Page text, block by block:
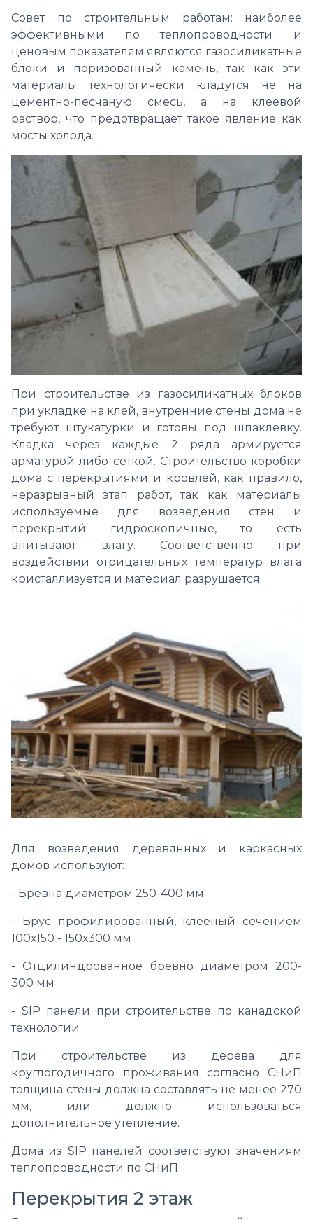
Совет по строительным работам: наиболее
эффективными по теплопроводности и
ценовым показателям являются газосиликатные
блоки и поризованный камень, так как эти
материалы технологически кладутся не на
цементно-песчаную смесь, а на клеевой
раствор, что предотвращает такое явление как
мосты холода.
При строительстве из газосиликатных блоков
при укладке на клей, внутренние стены дома не
требуют штукатурки и готовы под шпаклевку.
Кладка через каждые 2 ряда армируется
арматурой либо сеткой. Строительство коробки
дома с перекрытиями и кровлей, как правило,
неразрывный этап работ, так как материалы
используемые для возведения стен и
перекрытий гидроскопичные, то есть
впитывают влагу. Соответственно при
воздействии отрицательных температур влага
кристаллизуется и материал разрушается.
Для возведения деревянных и каркасных
домов используют:
- Бревна диаметром 250-400 мм
- Брус профилированный, клеёный сечением
100х150 - 150х300 мм
- Отцилиндрованное бревно диаметром 200-
300 мм
- SIP панели при строительстве по канадской
технологии
При строительстве из дерева для
круглогодичного проживания согласно СНиП
толщина стены должна составлять не менее 270
мм, или должно использоваться
дополнительное утепление.
Дома из SIP панелей соответствуют значениям
теплопроводности по СНиП
Перекрытия 2 этаж